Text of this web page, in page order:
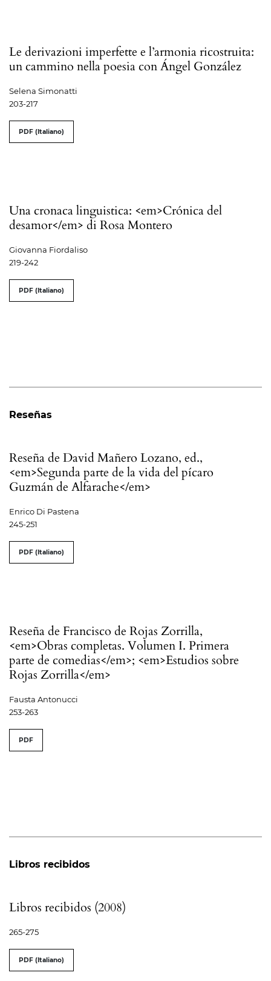
Le derivazioni imperfette e l’armonia ricostruita:
un cammino nella poesia con Ángel González
Selena Simonatti
203-217
PDF (Italiano)
Una cronaca linguistica: <em>Crónica del
desamor</em> di Rosa Montero
Giovanna Fiordaliso
219-242
PDF (Italiano)
Reseñas
Reseña de David Mañero Lozano, ed.,
<em>Segunda parte de la vida del pícaro
Guzmán de Alfarache</em>
Enrico Di Pastena
245-251
PDF (Italiano)
Reseña de Francisco de Rojas Zorrilla,
<em>Obras completas. Volumen I. Primera
parte de comedias</em>; <em>Estudios sobre
Rojas Zorrilla</em>
Fausta Antonucci
253-263
PDF
Libros recibidos
Libros recibidos (2008)
265-275
PDF (Italiano)